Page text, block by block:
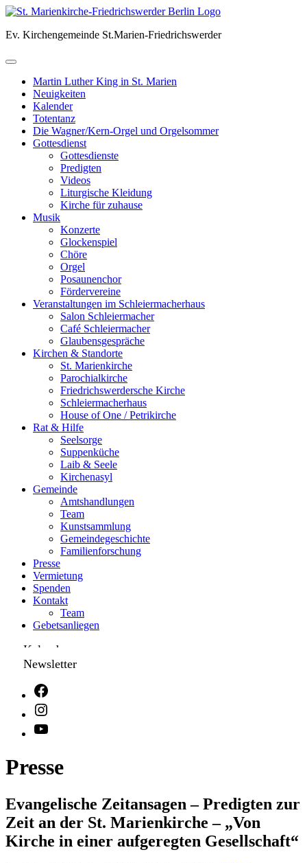
Skip
content
Ev. Kirchengemeinde St.Marien-Friedrichswerder
Martin Luther King in St. Marien
Neuigkeiten
Kalender
Totentanz
Die Wagner/Kern-Orgel und Orgelsommer
Gottesdienst
Gottesdienste
Predigten
Videos
Liturgische Kleidung
Kirche für zuhause
Musik
Konzerte
Glockenspiel
Chöre
Orgel
Posaunenchor
Fördervereine
Veranstaltungen im Schleiermacherhaus
Salon Schleiermacher
Café Schleiermacher
Glaubensgespräche
Kirchen & Standorte
St. Marienkirche
Parochialkirche
Friedrichswerdersche Kirche
Schleiermacherhaus
House of One / Petrikirche
Rat & Hilfe
Seelsorge
Suppenküche
Laib & Seele
Kirchenasyl
Gemeinde
Amtshandlungen
Team
Kunstsammlung
Gemeindegeschichte
Familienforschung
Presse
Vermietung
Spenden
Kontakt
Team
Gebetsanliegen
Kalender
Newsletter
Presse
Evangelische Zeitansagen – Predigten zur
Zeit an der St. Marienkirche – „Von
Kirche in einer aufgeregten Gesellschaft“